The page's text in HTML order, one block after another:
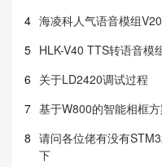
4 海凌科人气语音模组
5 HLK-V40 TTS转语音模
6 关于LD2420调试过程
7 基于W800的智能相框
8 请问各位佬有没有
下